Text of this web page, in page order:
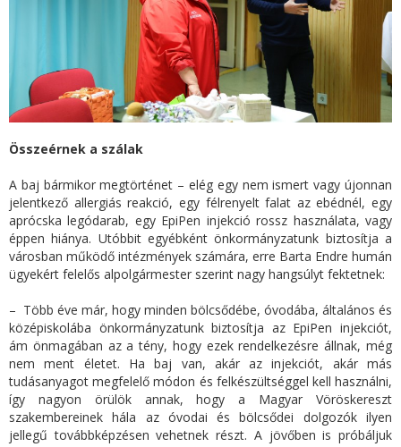
Összeérnek a szálak
A baj bármikor megtörténet – elég egy nem ismert vagy újonnan
jelentkező allergiás reakció, egy félrenyelt falat az ebédnél, egy
aprócska legódarab, egy EpiPen injekció rossz használata, vagy
éppen hiánya. Utóbbit egyébként önkormányzatunk biztosítja a
városban működő intézmények számára, erre Barta Endre humán
ügyekért felelős alpolgármester szerint nagy hangsúlyt fektetnek:
– Több éve már, hogy minden bölcsődébe, óvodába, általános és
középiskolába önkormányzatunk biztosítja az EpiPen injekciót,
ám önmagában az a tény, hogy ezek rendelkezésre állnak, még
nem ment életet. Ha baj van, akár az injekciót, akár más
tudásanyagot megfelelő módon és felkészültséggel kell használni,
így nagyon örülök annak, hogy a Magyar Vöröskereszt
szakembereinek hála az óvodai és bölcsődei dolgozók ilyen
jellegű továbbképzésen vehetnek részt. A jövőben is próbáljuk